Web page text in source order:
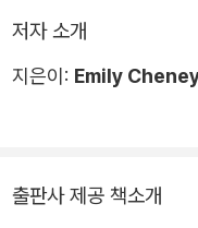
저자 소개
지은이: Emily
출판사 제공 책소개